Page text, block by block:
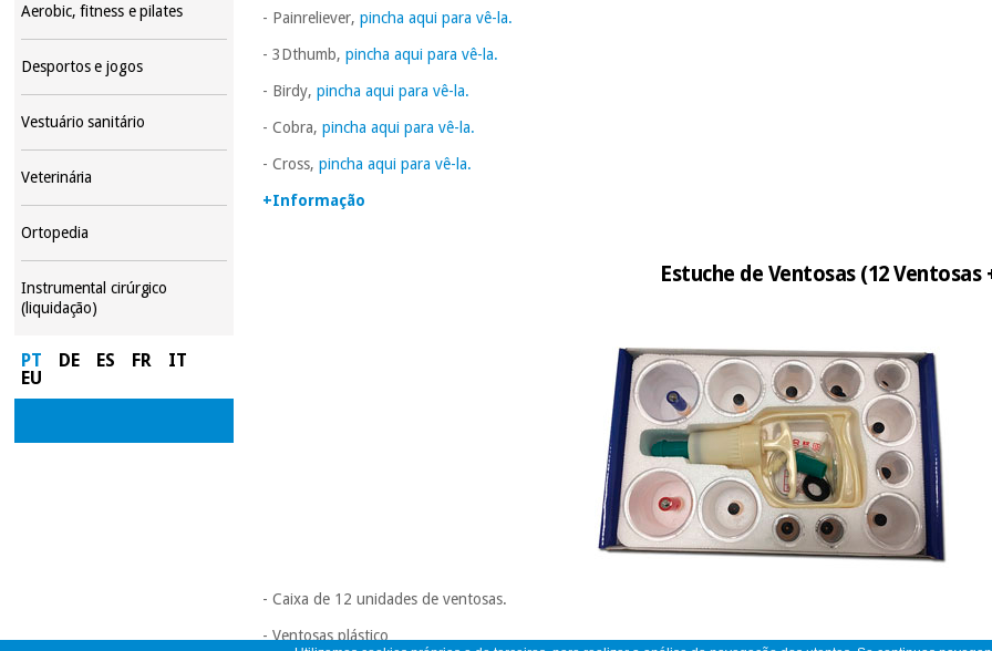
Aerobic, fitness e pilates
Desportos e jogos
Vestuário sanitário
Veterinária
Ortopedia
Instrumental cirúrgico
(liquidação)
PT DE ES FR
IT
EU
- Painreliever,pincha aqui para vê-la.
- 3Dthumb,pincha aqui para vê-la.
- Birdy,pincha aqui para vê-la.
- Cobra, pincha aqui para vê-la.
- Cross,pincha aqui para vê-la.
+Informação
Estuche de Ventosas (12 Ventosas
- Caixa de 12 unidades de ventosas.
- Ventosas plástico